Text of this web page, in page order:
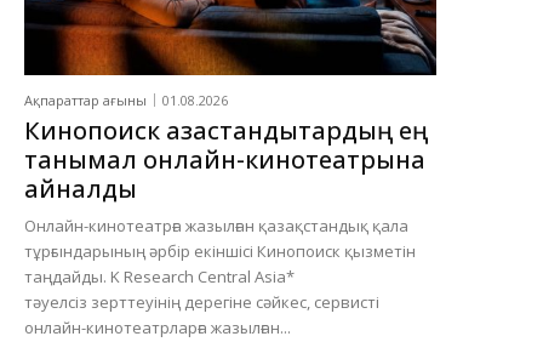
Ақпараттар ағыны 01.08.2026
Кинопоиск қазақстандықтардың ең
танымал онлайн-кинотеатрына
айналды
Онлайн-кинотеатрға жазылған қазақстандық қала
тұрғындарының әрбір екіншісі Кинопоиск қызметін
таңдайды. K Research Central Asia*
тәуелсіз зерттеуінің дерегіне сәйкес, сервисті
онлайн-кинотеатрларға жазылған...